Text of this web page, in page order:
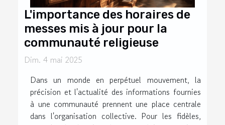
L'importance des horaires de
messes mis à jour pour la
communauté religieuse
Dim. 4 mai 2025
Dans un monde en perpétuel mouvement, la
précision et l'actualité des informations fournies
à une communauté prennent une place centrale
dans l'organisation collective. Pour les fidèles,